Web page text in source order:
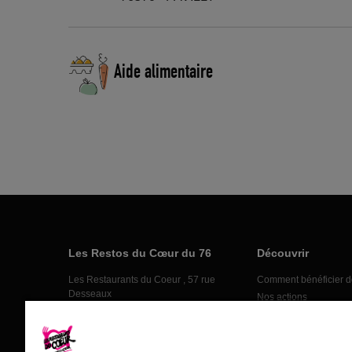
Aide alimentaire
Les Restos du Cœur du 76
Les Restaurants du Coeur , 57 rue
Desseaux
02 35 73 25 78
Découvrir
Comment bénéficier
Nos actions